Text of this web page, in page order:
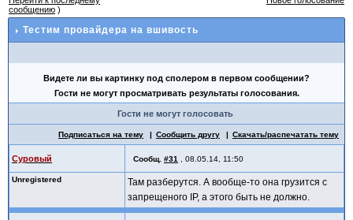
сообщению )
Тестим провайдера на вшивость
Видете ли вы картинку под сполером в первом сообщении?
Гости не могут просматривать результаты голосования.
Гости не могут голосовать
Подписаться на тему Сообщить другу Скачать/распечатать тему
Суровый Сообщ. #31 08.05.14, 11:50
Unregistered
Там разберутся. А вообще-то она грузится с
запрещеного IP, а этого быть не должно.